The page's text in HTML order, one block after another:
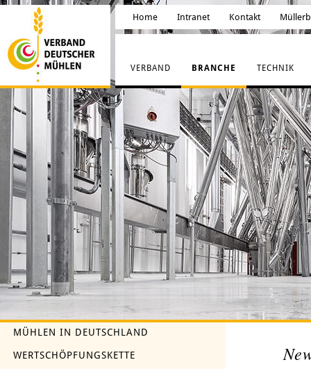
Home Intranet Kontakt
VERBAND BRANCHE TECHNIK
MÜHLEN IN DEUTSCHLAND
WERTSCHÖPFUNGSKETTE